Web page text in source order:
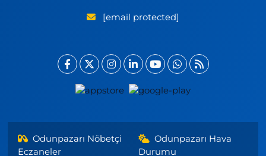
[email protected]
Odunpazarı Nöbetçi
Eczaneler
Odunpazarı Hava
Durumu